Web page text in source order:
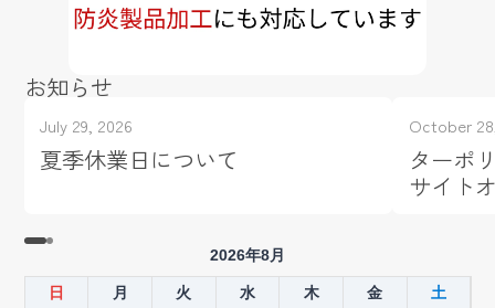
お知らせ
July 29, 2026
夏季休業日について
October
ターポ
サイト